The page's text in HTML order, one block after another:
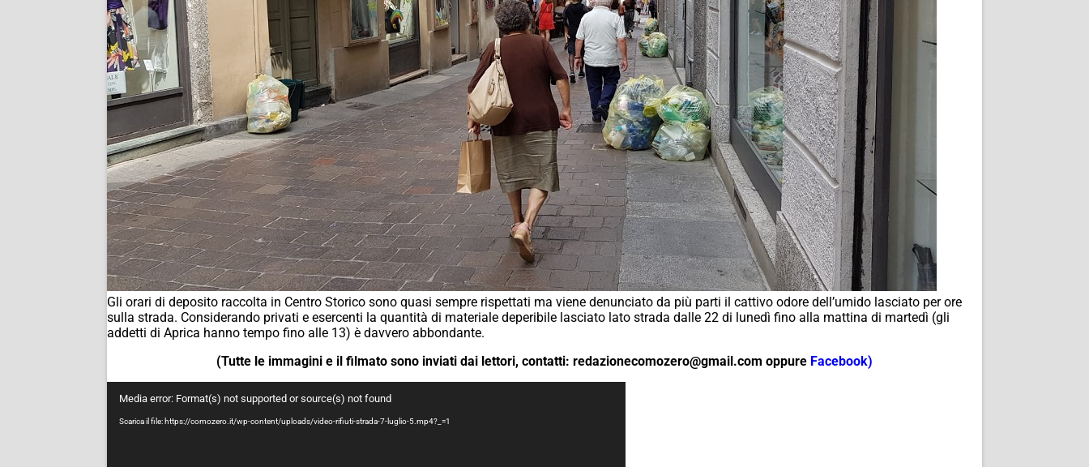
Gli orari di deposito raccolta in Centro Storico sono quasi sempre rispettati ma viene denunciato da più parti il cattivo odore dell’umido lasciato per ore
sulla strada. Considerando privati e esercenti la quantità di materiale deperibile lasciato lato strada dalle 22 di lunedì fino alla mattina di martedì (gli
addetti di Aprica hanno tempo fino alle 13) è davvero abbondante.
(Tutte le immagini e il filmato sono inviati dai lettori, contatti: redazionecomozero@gmail.com oppure Facebook)
Player
Media error: Format(s) not supported or source(s) not found
Scarica il file: https://comozero.it/wp-content/uploads/video-rifiuti-strada-7-luglio-5.mp4?_=1